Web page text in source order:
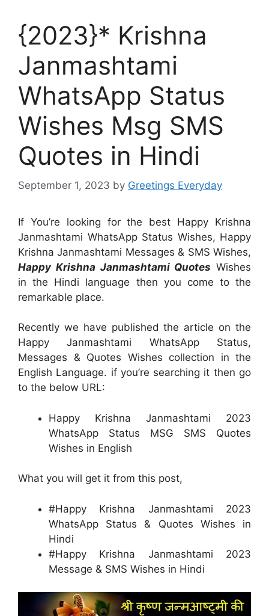
{2023}* Krishna
Janmashtami
WhatsApp Status
Wishes Msg SMS
Quotes in Hindi
September 1, 2023 by Greetings Everyday
If You’re looking for the best Happy Krishna
Janmashtami WhatsApp Status Wishes, Happy
Krishna Janmashtami Messages & SMS Wishes,
Happy Krishna Janmashtami Quotes Wishes
in the Hindi language then you come to the
remarkable place.
Recently we have published the article on the
Happy Janmashtami WhatsApp Status,
Messages & Quotes Wishes collection in the
English Language. if you’re searching it then go
to the below URL:
Happy Krishna Janmashtami 2023
WhatsApp Status MSG SMS Quotes
Wishes in English
What you will get it from this post,
#Happy Krishna Janmashtami 2023
WhatsApp Status & Quotes Wishes in
Hindi
#Happy Krishna Janmashtami 2023
Message & SMS Wishes in Hindi